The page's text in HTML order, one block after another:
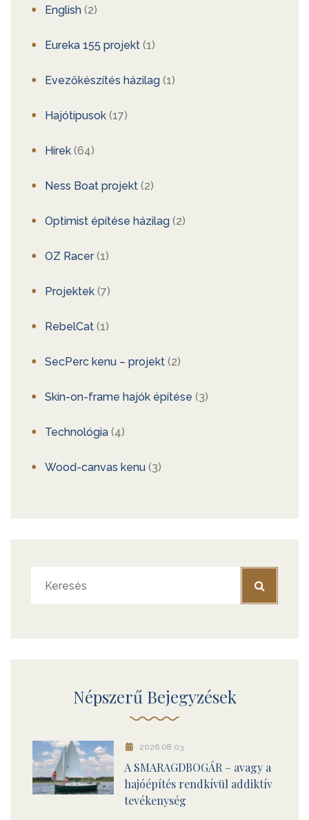
English (2)
Eureka 155 projekt (1)
Evezőkészítés házilag (1)
Hajótípusok (17)
Hírek (64)
Ness Boat projekt (2)
Optimist építése házilag (2)
OZ Racer(1)
Projektek (7)
RebelCat (1)
SecPerc kenu – projekt (2)
Skin-on-frame hajók építése (3)
Technológia (4)
Wood-canvas kenu (3)
Népszerű Bejegyzések
2026.08.03.
A SMARAGDBOGÁR – avagy a
hajóépítés rendkívül addiktív
tevékenység